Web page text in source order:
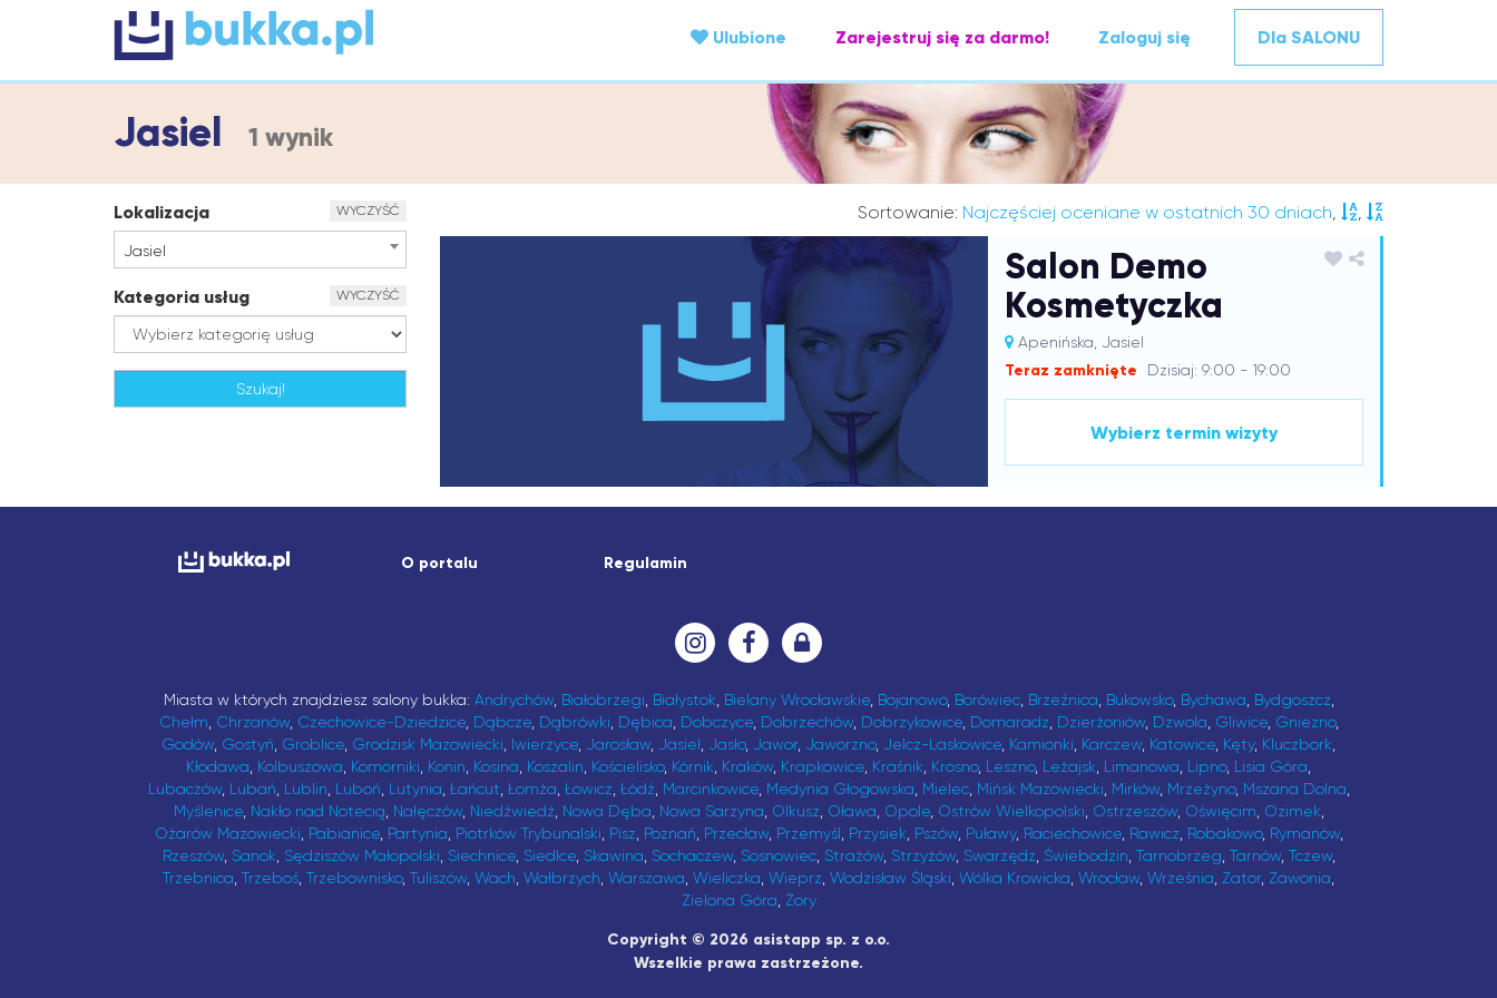
Ulubione Zarejestruj się za darmo! Zaloguj się Dla SALONU
Jasiel 1 wynik
Lokalizacja WYCZYŚĆ
Jasiel
Kategoria usług WYCZYŚĆ
Sortowanie: Najczęściej oceniane w ostatnich 30 dniach, ,
Salon Demo
Kosmetyczka
Apenińska, Jasiel
Teraz zamknięte Dzisiaj: 9:00 - 19:00
Wybierz termin wizyty
O portalu Regulamin
Miasta w których znajdziesz salony bukka: Andrychów, Białobrzegi Białystok Bielany Wrocławskie, Bojanowo, Borówiec, Brzeźnica Bukowsko, Bychawa Bydgoszcz
Chełm Chrzanów, Czechowice-Dziedzice, Dąbcze, Dąbrówki Dębica Dobczyce, Dobrzechów, Dobrzykowice, Domaradz Dzierżoniów, Dzwola Gliwice, Gniezno,
Godów Gostyń Groblice Grodzisk Mazowiecki Iwierzyce Jarosław Jasiel Jasło, Jawor Jaworzno, Jelcz-Laskowice Kamionki Karczew Katowice Kęty, Kluczbork
Kłodawa Kolbuszowa Komorniki Konin Kosina Koszalin Kościelisko, Kórnik Kraków Krapkowice Kraśnik Krosno, Leszno, Leżajsk Limanowa Lipno, Lisia Góra
Lubaczów, Lubań Lublin Luboń Lutynia Łańcut Łomża Łowicz Łódź Marcinkowice, Medynia Głogowska Mielec, Mińsk Mazowiecki Mirków, Mrzeżyno, Mszana Dolna
Myślenice, Nakło nad Notecią Nałęczów, Niedźwiedź Nowa Dęba Nowa Sarzyna Olkusz Oława Opole, Ostrów Wielkopolski Ostrzeszów, Oświęcim Ozimek
Ożarów Mazowiecki Pabianice, Partynia Piotrków Trybunalski Pisz Poznań Przecław, Przemyśl Przysiek Pszów, Puławy, Raciechowice, Rawicz Robakowo, Rymanów,
Rzeszów, Sanok Sędziszów Małopolski Siechnice, Siedlce, Skawina Sochaczew, Sosnowiec, Strażów, Strzyżów, Swarzędz Świebodzin Tarnobrzeg Tarnów, Tczew,
Trzebnica Trzeboś Trzebownisko, Tuliszów Wach Wałbrzych Warszawa Wieliczka Wieprz Wodzisław Śląski Wólka Krowicka Wrocław Września Zator Zawonia
Zielona Góra Żory
Copyright © 2026 asistapp sp. z o.o.
Wszelkie prawa zastrzeżone.